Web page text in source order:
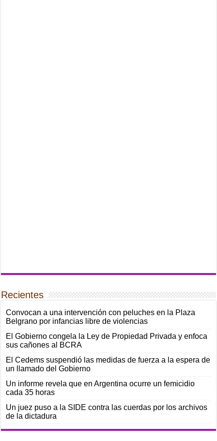
Recientes
Convocan a una intervención con peluches en la Plaza
Belgrano por infancias libre de violencias
El Gobierno congela la Ley de Propiedad Privada y enfoca
sus cañones al BCRA
El Cedems suspendió las medidas de fuerza a la espera de
un llamado del Gobierno
Un informe revela que en Argentina ocurre un femicidio
cada 35 horas
Un juez puso a la SIDE contra las cuerdas por los archivos
de la dictadura